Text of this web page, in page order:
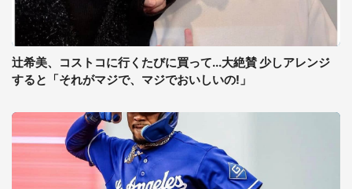
辻希美、コストコに行くたびに買って...大絶賛 少しアレンジ
すると「それがマジで、マジでおいしいの!」